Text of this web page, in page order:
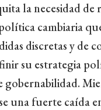
la necesidad
cambiaria
discretas y de
su estrategia
gobernabilidad.
una fuerte caída